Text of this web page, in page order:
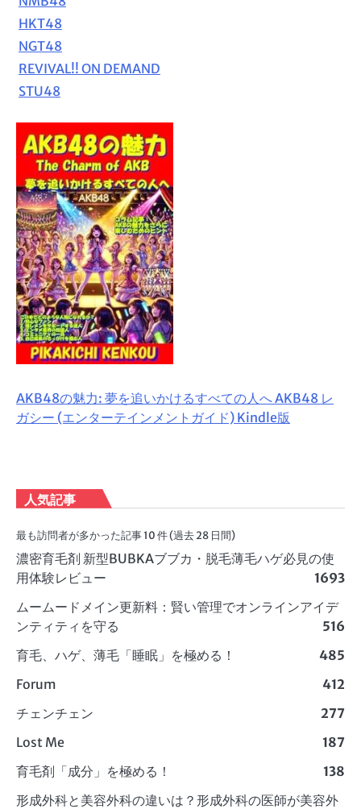
HKT48
NGT48
REVIVAL!! ON DEMAND
STU48
AKB48の魅力: 夢を追いかけるすべての人へ AKB48 レ
ガシー (エンターテインメントガイド) Kindle版
人気記事
最も訪問者が多かった記事 10 件 (過去 28 日間)
濃密育毛剤 新型BUBKAブブカ・脱毛薄毛ハゲ必見の使
用体験レビュー
1693
ムームードメイン更新料：賢い管理でオンラインアイデ
ンティティを守る
516
育毛、ハゲ、薄毛「睡眠」を極める！
485
Forum
412
チェンチェン
277
Lost Me
187
育毛剤「成分」を極める！
138
形成外科と美容外科の違いは？形成外科の医師が美容外